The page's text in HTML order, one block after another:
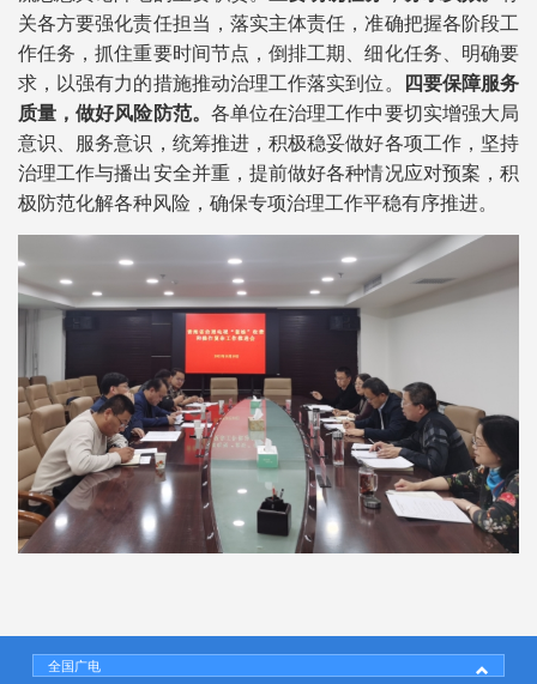
关各方要强化责任担当，落实主体责任，准确把握各阶段工
作任务，抓住重要时间节点，倒排工期、细化任务、明确要
求，以强有力的措施推动治理工作落实到位。 四要保障服务
质量，做好风险防范。 各单位在治理工作中要切实增强大局
意识、服务意识，统筹推进，积极稳妥做好各项工作，坚持
治理工作与播出安全并重，提前做好各种情况应对预案，积
极防范化解各种风险，确保专项治理工作平稳有序推进。
全国广电